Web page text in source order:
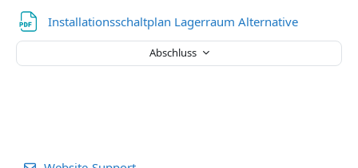
Installationsschaltplan Lagerraum Alternative
Abschluss